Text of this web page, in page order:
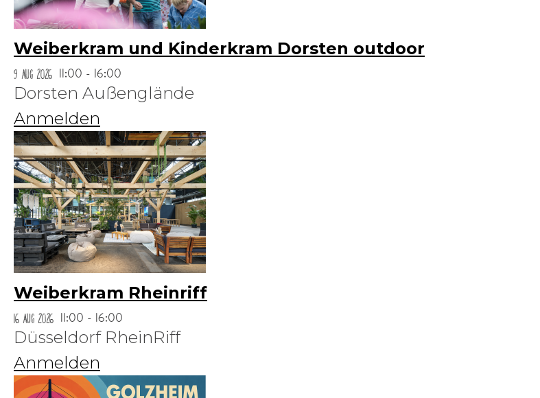
Weiberkram und Kinderkram Dorsten outdoor
9 Aug 2026 11:00 - 16:00
Dorsten Außenglände
Anmelden
Weiberkram Rheinriff
16 Aug 2026 11:00 - 16:00
Düsseldorf RheinRiff
Anmelden